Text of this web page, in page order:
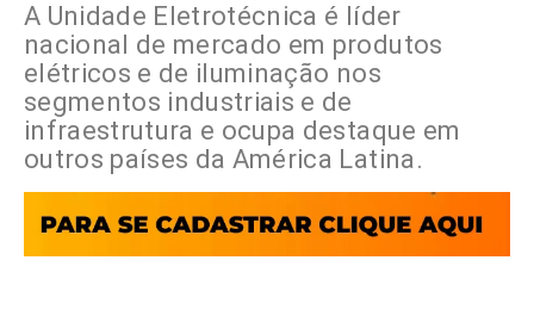
A Unidade Eletrotécnica é líder
nacional de mercado em produtos
elétricos e de iluminação nos
segmentos industriais e de
infraestrutura e ocupa destaque em
outros países da América Latina.